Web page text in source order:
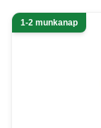
1-2 munkanap